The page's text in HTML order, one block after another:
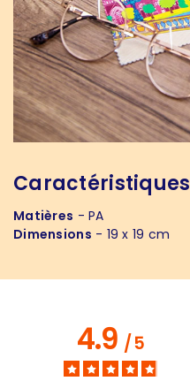
Caractéristiques
Matières - PA
Dimensions - 19 x 19 cm
4.9/5